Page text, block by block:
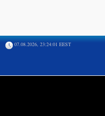
07.08.2026, 23:24:01 EEST